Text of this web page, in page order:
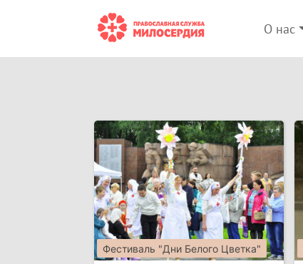
О нас
Фестиваль "Дни Белого Цветка"